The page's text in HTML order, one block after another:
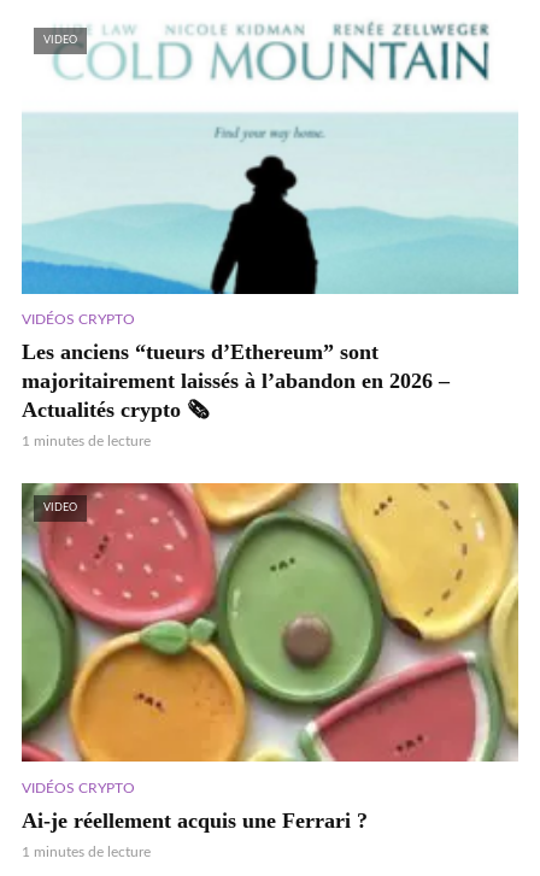
VIDEO
VIDÉOS CRYPTO
Les anciens “tueurs d’Ethereum” sont
majoritairement laissés à l’abandon en 2026 –
Actualités crypto 🗞️
1 minutes de lecture
VIDEO
VIDÉOS CRYPTO
Ai-je réellement acquis une Ferrari ?
1 minutes de lecture